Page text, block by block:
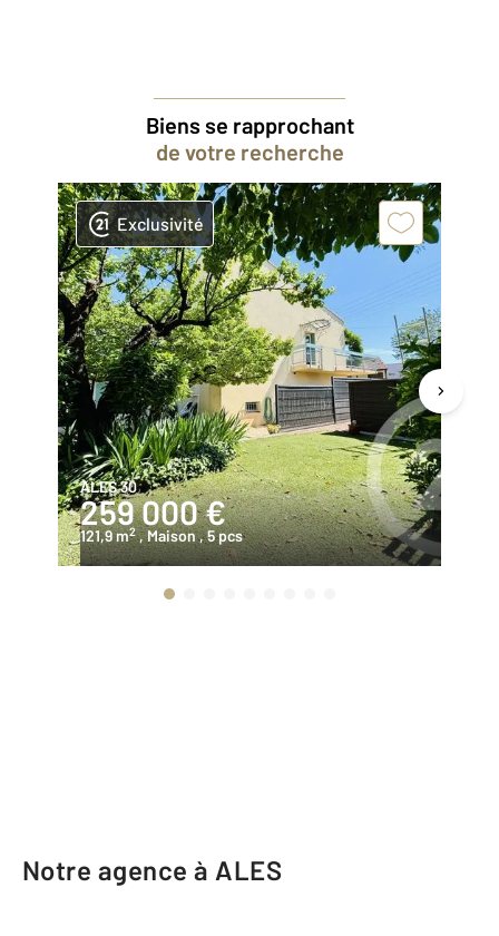
Biens se rapprochant
de votre recherche
Exclusivité
ALES 30
259 000 €
121,9 m2 , Maison, 5 pcs
Notre agence à ALES